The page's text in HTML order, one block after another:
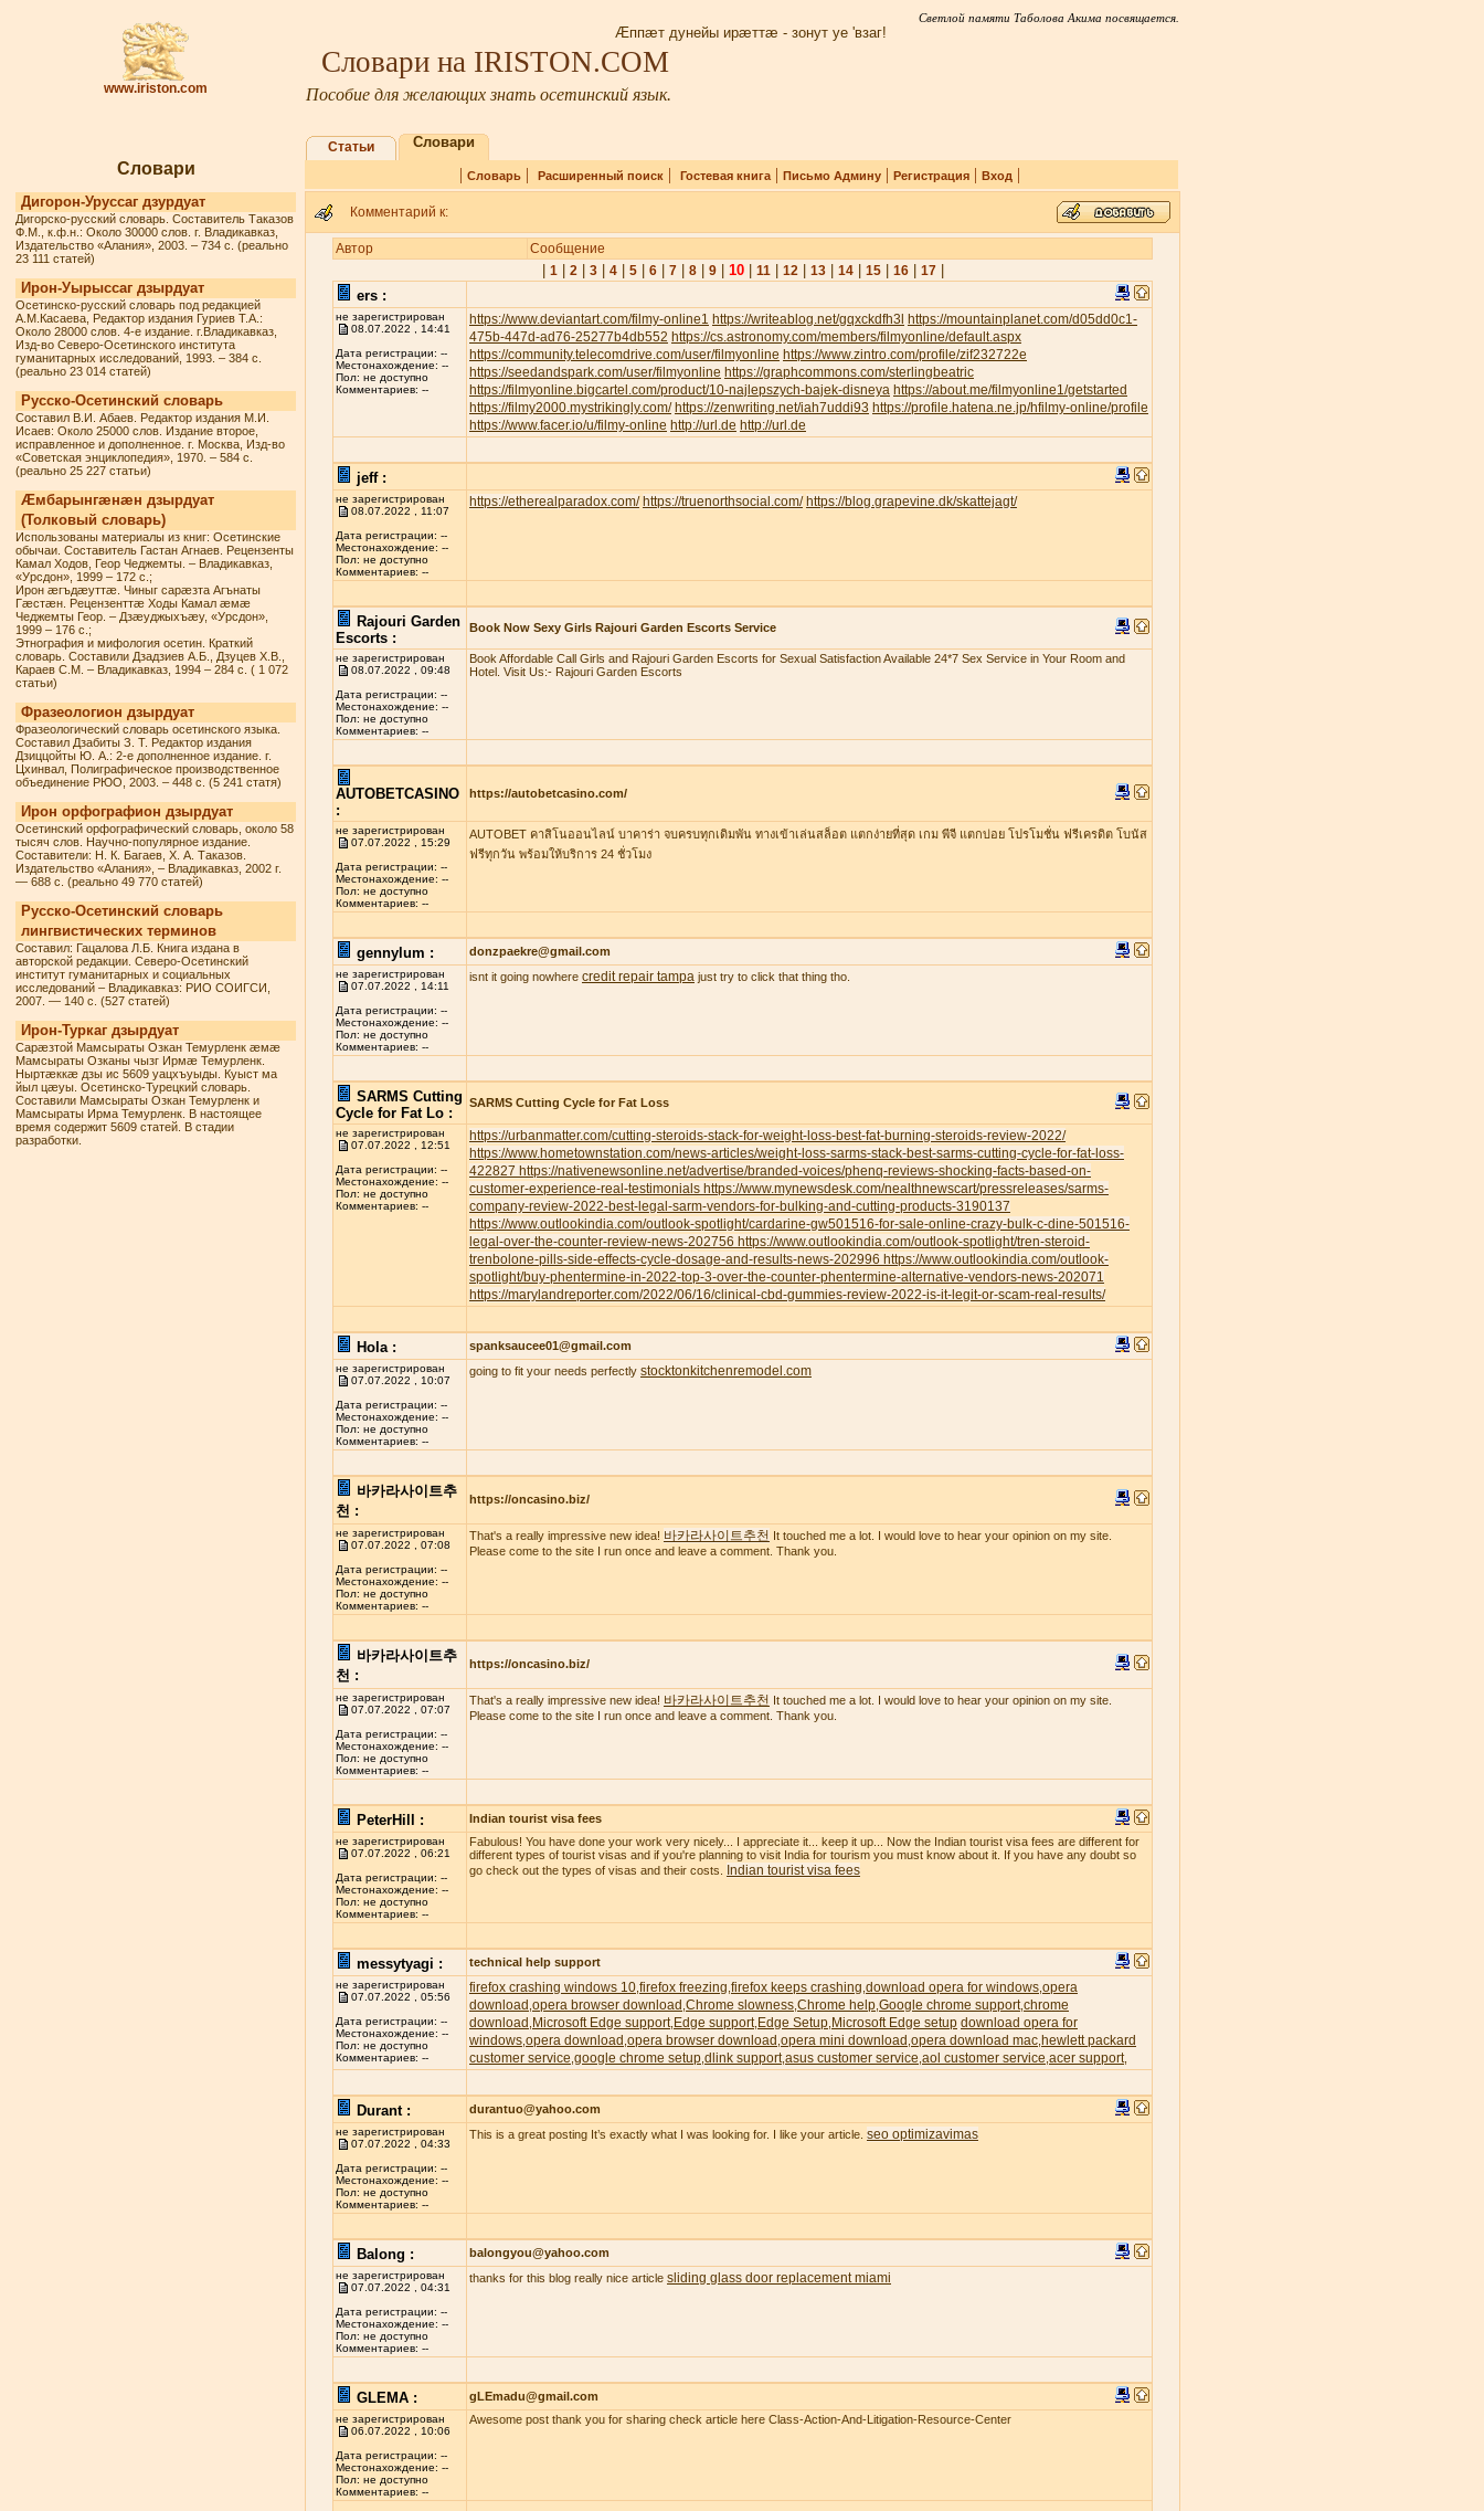
www.iriston.com
Светлой памяти Таболова Акима посвящается.
Æппæт дунейы ирæттæ - зонут уе 'взаг!
Словари на IRISTON.COM
Пособие для желающих знать осетинский язык.
Словари
Дигорон-Уруссаг дзурдуат
Дигорско-русский словарь. Составитель Таказов
Ф.М., к.ф.н.: Около 30000 слов. г. Владикавказ,
Издательство «Алания», 2003. – 734 с. (реально
23 111 статей)
Ирон-Уырыссаг дзырдуат
Осетинско-русский словарь под редакцией
А.М.Касаева, Редактор издания Гуриев Т.А.:
Около 28000 слов. 4-е издание. г.Владикавказ,
Изд-во Северо-Осетинского института
гуманитарных исследований, 1993. – 384 с.
(реально 23 014 статей)
Русско-Осетинский словарь
Составил В.И. Абаев. Редактор издания М.И.
Исаев: Около 25000 слов. Издание второе,
исправленное и дополненное. г. Москва, Изд-во
«Советская энциклопедия», 1970. – 584 с.
(реально 25 227 статьи)
Æмбарынгæнæн дзырдуат
(Толковый словарь)
Использованы материалы из книг: Осетинские
обычаи. Составитель Гастан Агнаев. Рецензенты
Камал Ходов, Геор Чеджемты. – Владикавказ,
«Урсдон», 1999 – 172 с.;
Ирон æгъдæуттæ. Чиныг сарæзта Агънаты
Гæстæн. Рецензенттæ Ходы Камал æмæ
Чеджемты Геор. – Дзæуджыхъæу, «Урсдон»,
1999 – 176 с.;
Этнография и мифология осетин. Краткий
словарь. Составили Дзадзиев А.Б., Дзуцев Х.В.,
Караев С.М. – Владикавказ, 1994 – 284 с. ( 1 072
статьи)
Фразеологион дзырдуат
Фразеологический словарь осетинского языка.
Составил Дзабиты З. Т. Редактор издания
Дзиццойты Ю. А.: 2-е дополненное издание. г.
Цхинвал, Полиграфическое производственное
объединение РЮО, 2003. – 448 с. (5 241 статя)
Ирон орфографион дзырдуат
Осетинский орфографический словарь, около 58
тысяч слов. Научно-популярное издание.
Составители: Н. К. Багаев, Х. А. Таказов.
Издательство «Алания», – Владикавказ, 2002 г.
— 688 с. (реально 49 770 статей)
Русско-Осетинский словарь
лингвистических терминов
Составил: Гацалова Л.Б. Книга издана в
авторской редакции. Северо-Осетинский
институт гуманитарных и социальных
исследований – Владикавказ: РИО СОИГСИ,
2007. — 140 с. (527 статей)
Ирон-Туркаг дзырдуат
Сарæзтой Мамсыраты Озкан Темурленк æмæ
Мамсыраты Озканы чызг Ирмæ Темурленк.
Ныртæккæ дзы ис 5609 уацхъуыды. Куыст ма
йыл цæуы. Осетинско-Турецкий словарь.
Составили Мамсыраты Озкан Темурленк и
Мамсыраты Ирма Темурленк. В настоящее
время содержит 5609 статей. В стадии
разработки.
Статьи Словари
| Словарь| Расширенный поиск| Гостевая книга| Письмо Админу| Регистрация| Вход |
Комментарий к:
Автор Сообщение
1| 2| 3| 4| 5| 6| 7| 8| 9| 10| 11| 12| 13| 14| 15| 16| 17|
ers :
не зарегистрирован
08.07.2022 , 14:41
Дата регистрации: --
Местонахождение: --
Пол: не доступно
Комментариев: --
https://www.deviantart.com/filmy-online1 https://writeablog.net/gqxckdfh3l
https://mountainplanet.com/d05dd0c1-
475b-447d-ad76-25277b4db552 https://cs.astronomy.com/members/filmyonline/default.aspx
https://community.telecomdrive.com/user/filmyonline https://www.zintro.com/profile/zif232722e
https://seedandspark.com/user/filmyonline https://graphcommons.com/sterlingbeatric
https://filmyonline.bigcartel.com/product/10-najlepszych-bajek-disneya https://about.me/filmyonline1/getstarted
https://filmy2000.mystrikingly.com/ https://zenwriting.net/iah7uddi93 https://profile.hatena.ne.jp/hfilmy-online/profile
https://www.facer.io/u/filmy-online http://url.de http://url.de
jeff :
не зарегистрирован
08.07.2022 , 11:07
Дата регистрации: --
Местонахождение: --
Пол: не доступно
Комментариев: --
https://etherealparadox.com/ https://truenorthsocial.com/ https://blog.grapevine.dk/skattejagt/
Rajouri Garden
Escorts :
Book Now Sexy Girls Rajouri Garden Escorts Service
не зарегистрирован
08.07.2022 , 09:48
Дата регистрации: --
Местонахождение: --
Пол: не доступно
Комментариев: --
Book Affordable Call Girls and Rajouri Garden Escorts for Sexual Satisfaction Available 24*7 Sex Service in Your Room and
Hotel. Visit Us:- Rajouri Garden Escorts
AUTOBETCASINO
:
https://autobetcasino.com/
не зарегистрирован
07.07.2022 , 15:29
Дата регистрации: --
Местонахождение: --
Пол: не доступно
Комментариев: --
AUTOBET คาสิโนออนไลน์ บาคาร่า จบครบทุกเดิมพัน ทางเข้าเล่นสล็อต แตกง่ายที่สุด เกม พีจี แตกบ่อย โปรโมชั่น ฟรีเครดิต โบนัส
ฟรีทุกวัน พร้อมให้บริการ 24 ชั่วโมง
gennylum : donzpaekre@gmail.com
не зарегистрирован
07.07.2022 , 14:11
Дата регистрации: --
Местонахождение: --
Пол: не доступно
Комментариев: --
isnt it going nowhere credit repair tampa just try to click that thing tho.
SARMS Cutting
Cycle for Fat Lo :
SARMS Cutting Cycle for Fat Loss
не зарегистрирован
07.07.2022 , 12:51
Дата регистрации: --
Местонахождение: --
Пол: не доступно
Комментариев: --
https://urbanmatter.com/cutting-steroids-stack-for-weight-loss-best-fat-burning-steroids-review-2022/
https://www.hometownstation.com/news-articles/weight-loss-sarms-stack-best-sarms-cutting-cycle-for-fat-loss-
422827 https://nativenewsonline.net/advertise/branded-voices/phenq-reviews-shocking-facts-based-on-
customer-experience-real-testimonials https://www.mynewsdesk.com/nealthnewscart/pressreleases/sarms-
company-review-2022-best-legal-sarm-vendors-for-bulking-and-cutting-products-3190137
https://www.outlookindia.com/outlook-spotlight/cardarine-gw501516-for-sale-online-crazy-bulk-c-dine-501516-
legal-over-the-counter-review-news-202756 https://www.outlookindia.com/outlook-spotlight/tren-steroid-
trenbolone-pills-side-effects-cycle-dosage-and-results-news-202996 https://www.outlookindia.com/outlook-
spotlight/buy-phentermine-in-2022-top-3-over-the-counter-phentermine-alternative-vendors-news-202071
https://marylandreporter.com/2022/06/16/clinical-cbd-gummies-review-2022-is-it-legit-or-scam-real-results/
Hola : spanksaucee01@gmail.com
не зарегистрирован
07.07.2022 , 10:07
Дата регистрации: --
Местонахождение: --
Пол: не доступно
Комментариев: --
going to fit your needs perfectly stocktonkitchenremodel.com
바카라사이트추
천 :
https://oncasino.biz/
не зарегистрирован
07.07.2022 , 07:08
Дата регистрации: --
Местонахождение: --
Пол: не доступно
Комментариев: --
That's a really impressive new idea! 바카라사이트추천 It touched me a lot. I would love to hear your opinion on my site.
Please come to the site I run once and leave a comment. Thank you.
바카라사이트추
천 :
https://oncasino.biz/
не зарегистрирован
07.07.2022 , 07:07
Дата регистрации: --
Местонахождение: --
Пол: не доступно
Комментариев: --
That's a really impressive new idea! 바카라사이트추천 It touched me a lot. I would love to hear your opinion on my site.
Please come to the site I run once and leave a comment. Thank you.
PeterHill : Indian tourist visa fees
не зарегистрирован
07.07.2022 , 06:21
Дата регистрации: --
Местонахождение: --
Пол: не доступно
Комментариев: --
Fabulous! You have done your work very nicely... I appreciate it... keep it up... Now the Indian tourist visa fees are different for
different types of tourist visas and if you're planning to visit India for tourism you must know about it. If you have any doubt so
go check out the types of visas and their costs.
Indian tourist visa fees
messytyagi : technical help support
не зарегистрирован
07.07.2022 , 05:56
Дата регистрации: --
Местонахождение: --
Пол: не доступно
Комментариев: --
firefox crashing windows 10 firefox freezing firefox keeps crashing download opera for windows opera
download opera browser download Chrome slowness Chrome help Google chrome support,chrome
download Microsoft Edge support, Edge support, Edge Setup Microsoft Edge setup download opera for
windows opera download opera browser download opera mini download opera download mac hewlett packard
customer service google chrome setup dlink support,asus customer service aol customer service acer support,
Durant : durantuo@yahoo.com
не зарегистрирован
07.07.2022 , 04:33
Дата регистрации: --
Местонахождение: --
Пол: не доступно
Комментариев: --
This is a great posting It’s exactly what I was looking for. I like your article. seo optimizavimas
Balong : balongyou@yahoo.com
не зарегистрирован
07.07.2022 , 04:31
Дата регистрации: --
Местонахождение: --
Пол: не доступно
Комментариев: --
thanks for this blog really nice article sliding glass door replacement miami
GLEMA : gLEmadu@gmail.com
не зарегистрирован
06.07.2022 , 10:06
Дата регистрации: --
Местонахождение: --
Пол: не доступно
Комментариев: --
Awesome post thank you for sharing check article here Class-Action-And-Litigation-Resource-Center